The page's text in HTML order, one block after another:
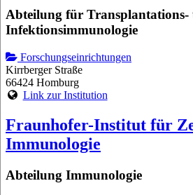
Abteilung für Transplantations-
Infektionsimmunologie
Forschungseinrichtungen
Kirrberger Straße
66424 Homburg
Link zur Institution
Fraunhofer-Institut für
Immunologie
Abteilung Immunologie